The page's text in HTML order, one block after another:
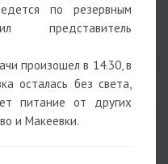
по резервным
представитель
произошел в 14.30, в
осталась без света,
питание от других
и Макеевки.